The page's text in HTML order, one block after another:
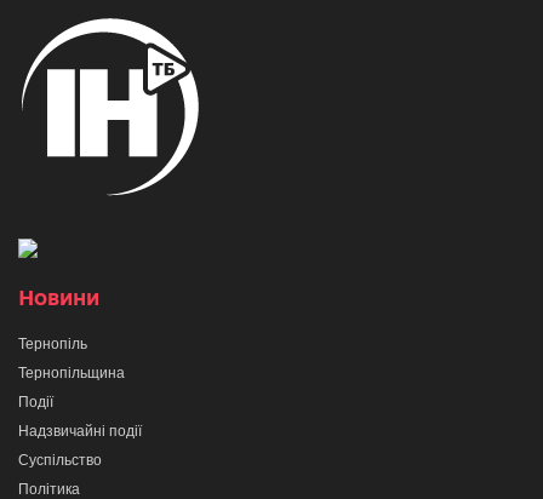
Новини
Тернопіль
Тернопільщина
Події
Надзвичайні події
Суспільство
Політика